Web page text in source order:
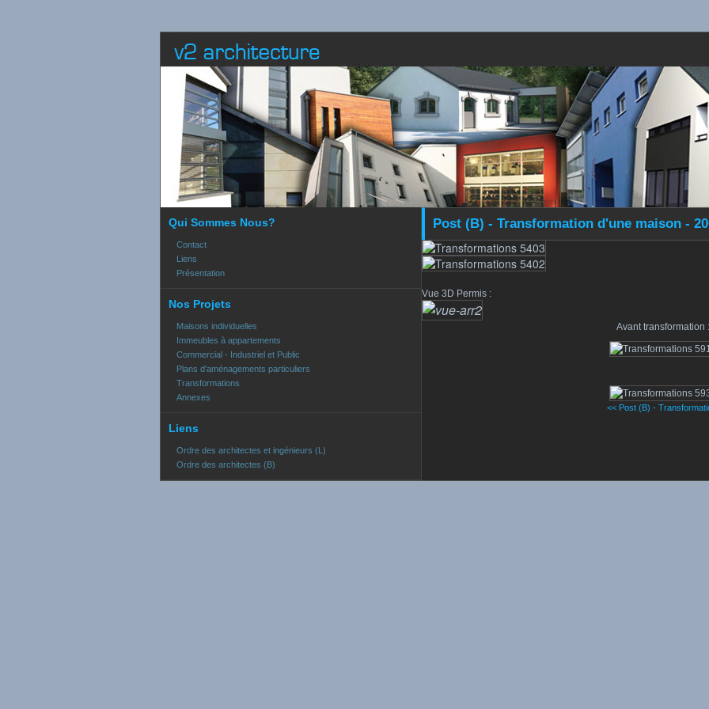
Qui Sommes Nous?
Contact
Liens
Présentation
Nos Projets
Maisons individuelles
Immeubles à appartements
Commercial - Industriel et Public
Plans d'aménagements particuliers
Transformations
Annexes
Liens
Ordre des architectes et ingénieurs (L)
Ordre des architectes (B)
Post (B) - Transformation d'une maison -
Vue 3D Permis :
Avant transformation :
<< Post (B) -